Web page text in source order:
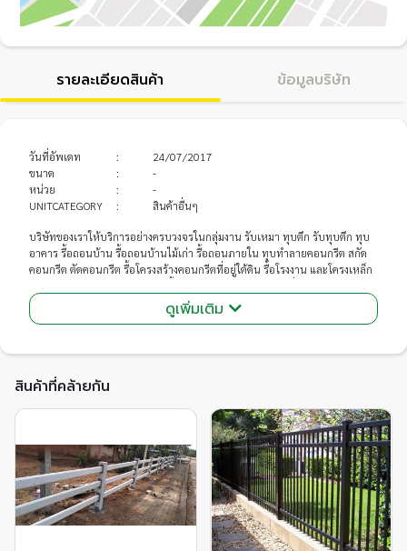
รายละเอียดสินค้า ข้อมูลบริษัท
วันที่อัพเดท :
24/07/2017
ขนาด
:
-
หน่วย
:
-
UNITCATEGORY
: สินค้าอื่นๆ
บริษัทของเราให้บริการอย่างครบวงจรในกลุ่มงาน รับเหมา ทุบตึก รับทุบตึก ทุบ
อาคาร รื้อถอนบ้าน รื้อถอนบ้านไม้เก่า รื้อถอนภายใน ทุบทำลายคอนกรีต สกัด
คอนกรีต ตัดคอนกรีต รื้อโครงสร้างคอนกรีตที่อยู่ใต้ดิน รื้อโรงงาน และโครงเหล็ก
คำนึงถึงความปลอดภัยและความพอใจของลูกค้าเป็นหลัก เราจึงใช้เครื่องไม้เครื่อง
มือที่มีประสิทธิภาพในการทำงานเสมอ เรามีรถตัดโครงสร้างคอนกรีต รถ
ถอน เราใช้เครื่องมือที่ทันสมัยและเทคโนโลยีการรื้อถอนจากต่างประเทศในการ
เราได้อย่างไร้กังวล
เรื่องการ ทุบตึก รับทุบตึก รื้อถอนอาคาร ทำไมต้องบริษัทเรา ?
เราเน้นให้งานเสร็จตรงตามเวลา และที่สำคัญงานเรียบร้อย เราปฏิบัติงานตาม
แผนที่วางไว้อย่างเคร่งครัด ไม่ทำให้งบบานปลาย
เราไม่เคยทิ้งงาน และทำงานช้ากว่าสัญญาที่ตกลงกันไว้
เราทำงานในราคาที่เป็นธรรมสมเหตุสมผล ไม่เอาเปรียบหลอกลวงลูกค้าและให้
ราคารับซื้อเศษวัสดุที่ได้จากการรื้อถอนราคาสูง
เรามีประสบการณ์ รวมทั้งความเชี่ยวชาญในงาน รื้อถอน ทุบตึก ทุบอาคาร มา
ดูเพิ่มเติม
สินค้าที่คล้ายกัน